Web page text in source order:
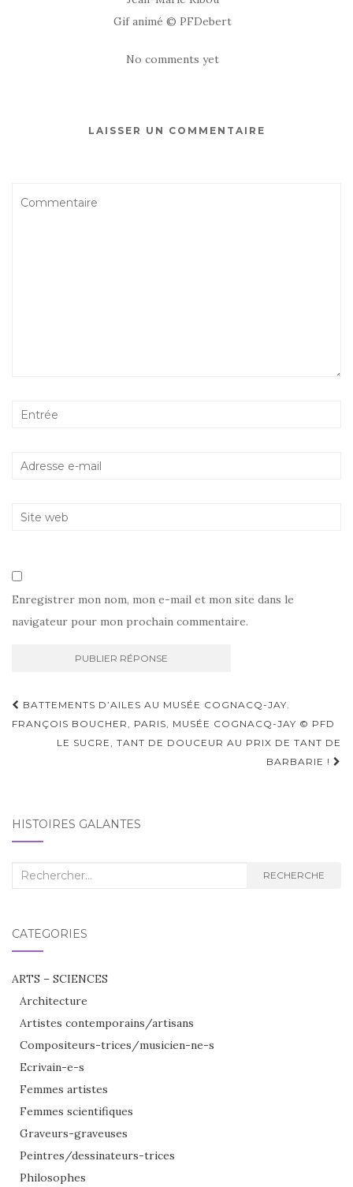
Gif animé © PFDebert
No comments yet
LAISSER UN COMMENTAIRE
Enregistrer mon nom, mon e-mail et mon site dans le
navigateur pour mon prochain commentaire.
Navigation
d'article
BATTEMENTS D’AILES AU MUSÉE COGNACQ-JAY.
FRANÇOIS BOUCHER, PARIS, MUSÉE COGNACQ-JAY © PFD
LE SUCRE, TANT DE DOUCEUR AU PRIX DE TANT DE
BARBARIE !
HISTOIRES GALANTES
Recherche
RECHERCHE
CATÉGORIES
ARTS – SCIENCES
Architecture
Artistes contemporains/artisans
Compositeurs-trices/musicien-ne-s
Ecrivain-e-s
Femmes artistes
Femmes scientifiques
Graveurs-graveuses
Peintres/dessinateurs-trices
Philosophes